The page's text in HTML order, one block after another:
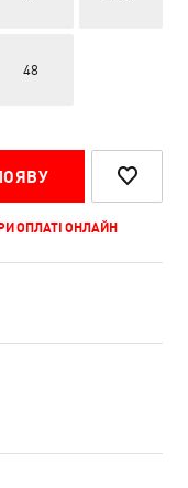
48
ОПЛАТІ ОНЛАЙН